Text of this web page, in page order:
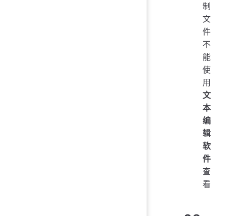
制
文
件
不
能
使
用
文
本
编
辑
软
件
查
看